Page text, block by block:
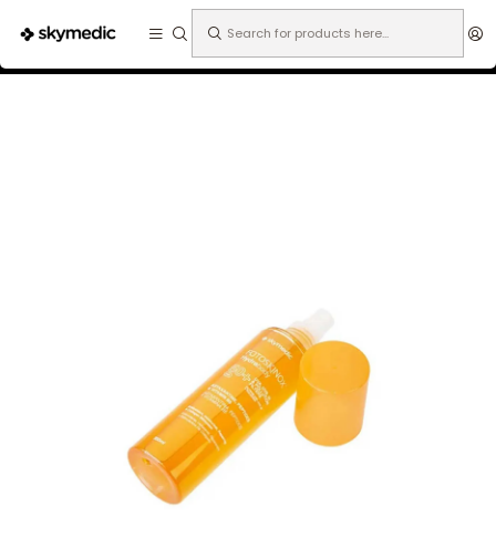
Dermatología Fotoprotección Fotoskinox Hydrabody 200ml